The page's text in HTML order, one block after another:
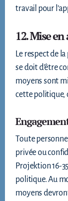
travail pour
12. Mise
Le respect de
se doit d’être
moyens sont
cette politique,
Toute
privée ou
Projektion 16-
politique. Au
moyens